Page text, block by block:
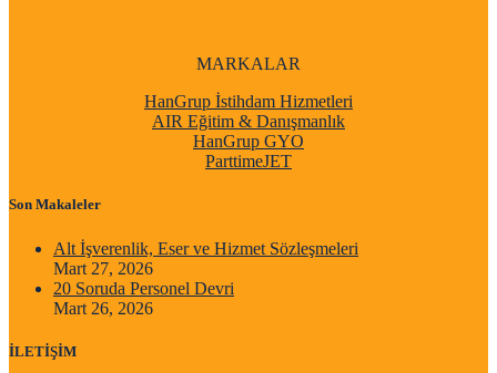
MARKALAR
HanGrup İstihdam Hizmetleri
AIR Eğitim & Danışmanlık
HanGrup GYO
ParttimeJET
Son Makaleler
Alt İşverenlik, Eser ve Hizmet Sözleşmeleri
Mart 27, 2026
20 Soruda Personel Devri
Mart 26, 2026
İLETİŞİM